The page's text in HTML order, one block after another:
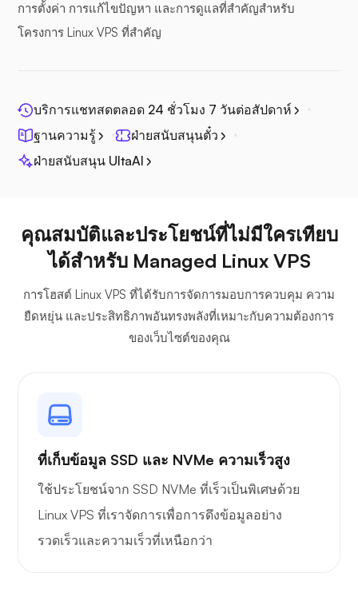
โฟโตปริซึม
จิตศรี
เพล็กซ์
การตั้งค่า การแก้ไขปัญหา และการดูแลที่สำคัญสำหรับ
โครงการ Linux VPS ที่สำคัญ
บริการแชทสดตลอด 24 ชั่วโมง 7 วันต่อสัปดาห์
ฐานความรู้
ฝ่ายสนับสนุนตั๋ว
ฝ่ายสนับสนุน UltaAI
คุณสมบัติและประโยชน์ที่ไม่มีใครเทียบ
ได้สำหรับ Managed Linux VPS
การโฮสต์ Linux VPS ที่ได้รับการจัดการมอบการควบคุม ความ
ยืดหยุ่น และประสิทธิภาพอันทรงพลังที่เหมาะกับความต้องการ
ของเว็บไซต์ของคุณ
ที่เก็บข้อมูล SSD และ NVMe ความเร็วสูง
ใช้ประโยชน์จาก SSD NVMe ที่เร็วเป็นพิเศษด้วย
Linux VPS ที่เราจัดการเพื่อการดึงข้อมูลอย่าง
รวดเร็วและความเร็วที่เหนือกว่า